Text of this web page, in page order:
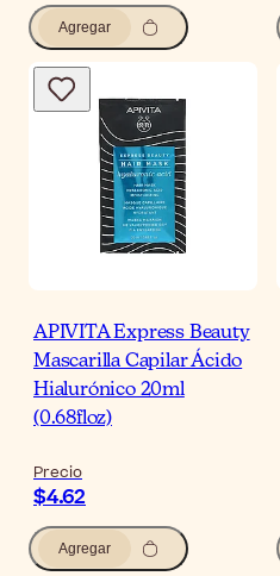
Agregar
APIVITA Express Beauty
Mascarilla Capilar Ácido
Hialurónico 20ml
(0.68floz)
Precio
$4.62
Agregar